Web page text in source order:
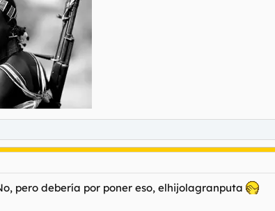
pero debería por poner eso, elhijolagranputa